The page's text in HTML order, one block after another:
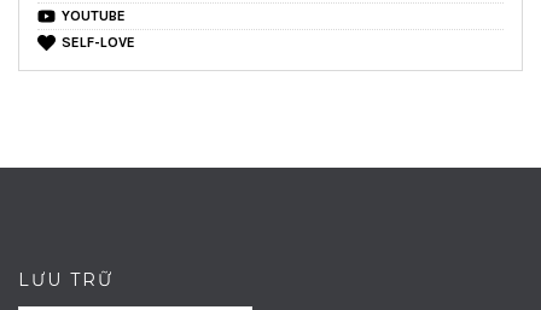
YOUTUBE
SELF-LOVE
LƯU TRỮ